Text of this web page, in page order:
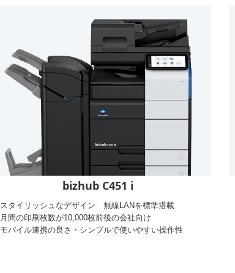
bizhub C451 i
スタイリッシュなデザイン 無線LANを標準搭載
月間の印刷枚数が10,000枚前後の会社向け
モバイル連携の良さ・シンプルで使いやすい操作性